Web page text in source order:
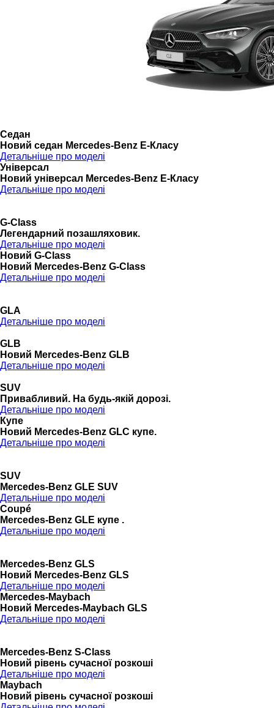
Седан
Новий седан Mercedes-Benz Е-Класу
Детальніше про моделі
Універсал
Новий універсал Mercedes-Benz E-Класу
Детальніше про моделі
G-Class
Легендарний позашляховик.
Детальніше про моделі
Новий G-Class
Новий Mercedes-Benz G-Class
Детальніше про моделі
GLA
Детальніше про моделі
GLB
Новий Mercedes-Benz GLB
Детальніше про моделі
SUV
Привабливий. На будь-якій дорозі.
Детальніше про моделі
Купе
Новий Mercedes-Benz GLС купе.
Детальніше про моделі
SUV
Mercedes-Benz GLE SUV
Детальніше про моделі
Coupé
Mercedes-Benz GLE купе .
Детальніше про моделі
Mercedes-Benz GLS
Новий Mercedes-Benz GLS
Детальніше про моделі
Mercedes-Maybach
Новий Mercedes-Maybach GLS
Детальніше про моделі
Mercedes-Benz S-Class
Новий рівень сучасної розкоші
Детальніше про моделі
Maybach
Новий рівень сучасної розкоші